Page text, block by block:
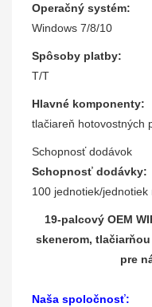
Operačný systém:
Windows 7/8/10
Spôsoby platby:
T/T
Hlavné komponenty:
tlačiareň hotovostných
Schopnosť dodávok
Schopnosť dodávky:
100 jednotiek/jednotiek
19-palcový OEM
skenerom,
pre
Naša spoločnosť: